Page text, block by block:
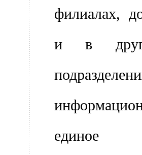
филиалах,
и в
единое